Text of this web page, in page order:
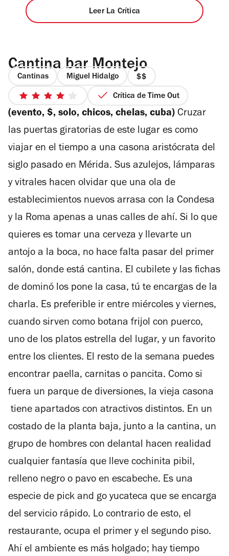
Leer La Crítica
Cantina bar Montejo
Cantinas Miguel Hidalgo
precio
2
4
4
de
Crítica de Time Out
(evento, $, solo, chicos, chelas, cuba) Cruzar
las puertas giratorias de este lugar es como
viajar en el tiempo a una casona aristócrata del
siglo pasado en Mérida. Sus azulejos, lámparas
y vitrales hacen olvidar que una ola de
establecimientos nuevos arrasa con la Condesa
y la Roma apenas a unas calles de ahí. Si lo que
quieres es tomar una cerveza y llevarte un
antojo a la boca, no hace falta pasar del primer
salón, donde está cantina. El cubilete y las fichas
de dominó los pone la casa, tú te encargas de la
charla. Es preferible ir entre miércoles y viernes,
cuando sirven como botana frijol con puerco,
uno de los platos estrella del lugar, y un favorito
entre los clientes. El resto de la semana puedes
encontrar paella, carnitas o pancita. Como si
fuera un parque de diversiones, la vieja casona
tiene apartados con atractivos distintos. En un
costado de la planta baja, junto a la cantina, un
grupo de hombres con delantal hacen realidad
cualquier fantasía que lleve cochinita pibil,
relleno negro o pavo en escabeche. Es una
especie de pick and go yucateca que se encarga
del servicio rápido. Lo contrario de esto, el
restaurante, ocupa el primer y el segundo piso.
Ahí el ambiente es más holgado; hay tiempo